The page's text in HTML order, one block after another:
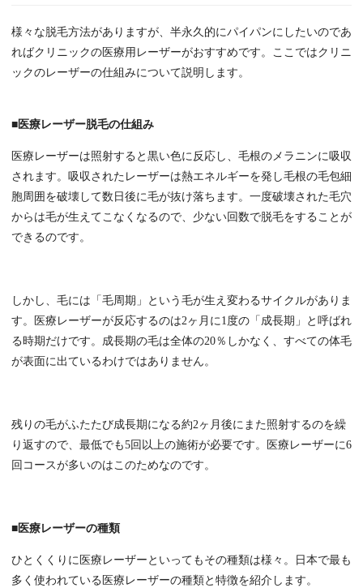
様々な脱毛方法がありますが、半永久的にパイパンにしたいのであ
ればクリニックの医療用レーザーがおすすめです。ここではクリニ
ックのレーザーの仕組みについて説明します。
■医療レーザー脱毛の仕組み
医療レーザーは照射すると黒い色に反応し、毛根のメラニンに吸収
されます。吸収されたレーザーは熱エネルギーを発し毛根の毛包細
胞周囲を破壊して数日後に毛が抜け落ちます。一度破壊された毛穴
からは毛が生えてこなくなるので、少ない回数で脱毛をすることが
できるのです。
しかし、毛には「毛周期」という毛が生え変わるサイクルがありま
す。医療レーザーが反応するのは2ヶ月に1度の「成長期」と呼ばれ
る時期だけです。成長期の毛は全体の20％しかなく、すべての体毛
が表面に出ているわけではありません。
残りの毛がふたたび成長期になる約2ヶ月後にまた照射するのを繰
り返すので、最低でも5回以上の施術が必要です。医療レーザーに6
回コースが多いのはこのためなのです。
■医療レーザーの種類
ひとくくりに医療レーザーといってもその種類は様々。日本で最も
多く使われている医療レーザーの種類と特徴を紹介します。